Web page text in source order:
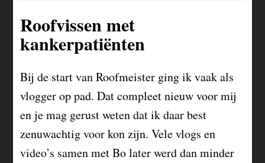
Roofvissen met
kankerpatiënten
Bij de start van Roofmeister ging ik vaak als
vlogger op pad. Dat compleet nieuw voor mij
en je mag gerust weten dat ik daar best
zenuwachtig voor kon zijn. Vele vlogs en
video’s samen met Bo later werd dan minder